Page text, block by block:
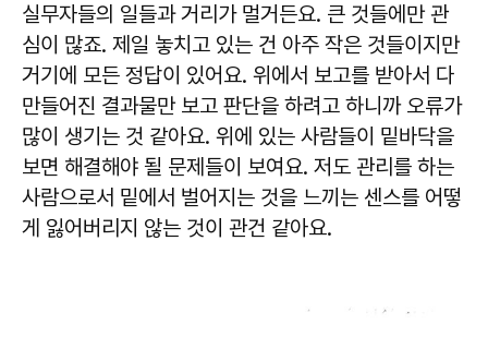
실무자들의 일들과 거리가 멀거든요. 큰 것들에만 관
심이 많죠. 제일 놓치고 있는 건 아주 작은 것들이지만
거기에 모든 정답이 있어요. 위에서 보고를 받아서 다
만들어진 결과물만 보고 판단을 하려고 하니까 오류가
많이 생기는 것 같아요. 위에 있는 사람들이 밑바닥을
보면 해결해야 될 문제들이 보여요. 저도 관리를 하는
사람으로서 밑에서 벌어지는 것을 느끼는 센스를 어떻
게 잃어버리지 않는 것이 관건 같아요.